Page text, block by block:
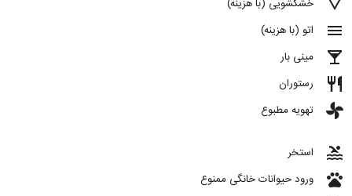
details خشکشویی (با هزینه)
menu اتو (با هزینه)
local_bar مینی بار
restaurant رستوران
toys تهویه مطبوع
pool استخر
pets ورود حیوانات خانگی ممنوع